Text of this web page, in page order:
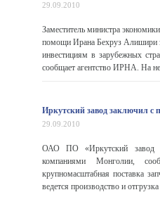
29.09.2010
Заместитель министра
помощи Ирана Бехруз Алишири
инвестициям в зарубежных
сообщает агентство ИРНА. На
Иркутский завод заключил
29.09.2010
ОАО ПО «Иркутский завод
компаниями Монголии,
крупномасштабная поставка
ведется производство и